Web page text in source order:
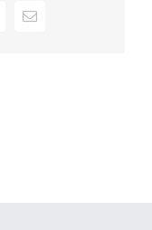
Correo